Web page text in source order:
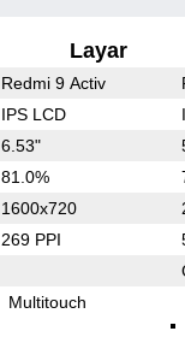
Layar
Redmi 9 Activ
IPS LCD
6.53"
81.0%
1600x720
269 PPI
Multitouch